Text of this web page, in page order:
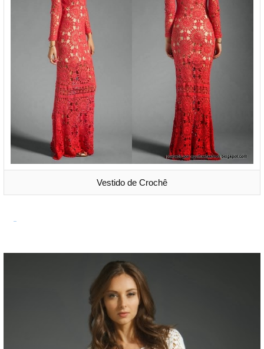
Vestido de Crochê